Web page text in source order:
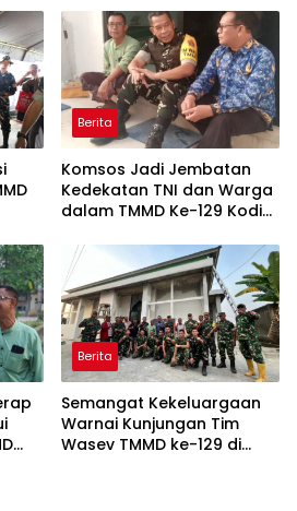
Berita
Komsos Jadi Jembatan
Kedekatan TNI dan Warga
dalam TMMD Ke-129 Kodim
Berita
Semangat Kekeluargaan
Warnai Kunjungan Tim
Wasev TMMD ke-129 di